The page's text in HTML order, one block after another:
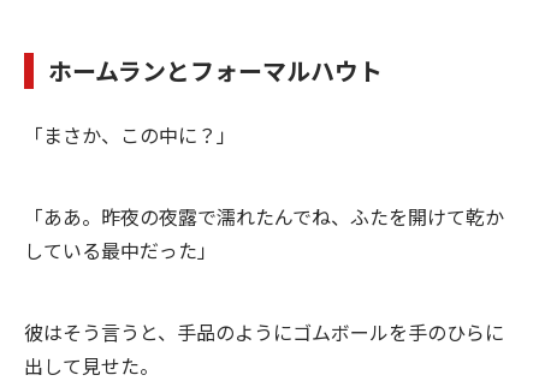
ホームランとフォーマルハウト
「まさか、この中に？」
「ああ。昨夜の夜露で濡れたんでね、ふたを開けて乾か
している最中だった」
彼はそう言うと、手品のようにゴムボールを手のひらに
出して見せた。